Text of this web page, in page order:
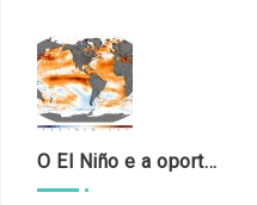
O El Niño e a oportunidade de fortalecer o controle externo das políticas climáticas